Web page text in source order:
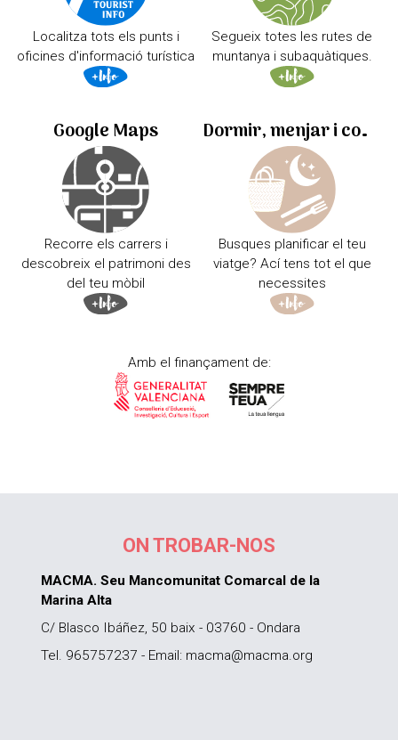
Localitza tots els punts i
oficines d'informació turística
Segueix totes les rutes de
muntanya i subaquàtiques.
Google Maps
Recorre els carrers i
descobreix el patrimoni des
del teu mòbil
Dormir, menjar i comprar
Busques planificar el teu
viatge? Ací tens tot el que
necessites
Amb el finançament de:
ON TROBAR-NOS
MACMA. Seu Mancomunitat Comarcal de la
Marina Alta
C/ Blasco Ibáñez, 50 baix - 03760 - Ondara
Tel. 965757237 - Email: macma@macma.org